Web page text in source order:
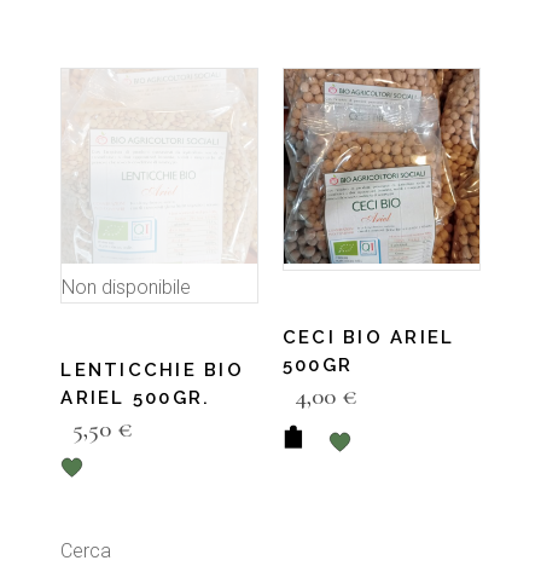
Non disponibile
LENTICCHIE BIO
ARIEL 500GR.
5,50 €
CECI BIO ARIEL
500GR
4,00 €
Cerca